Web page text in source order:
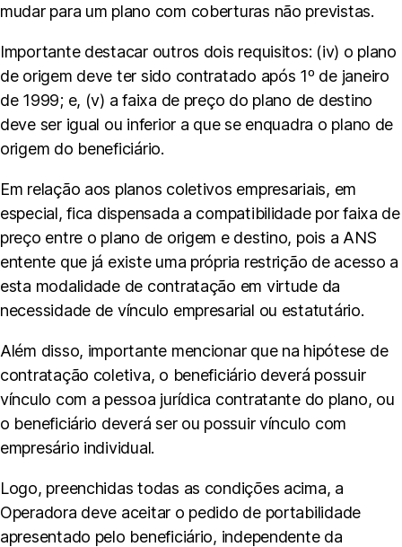
mudar para um plano com coberturas não previstas.
Importante destacar outros dois requisitos: (iv) o plano
de origem deve ter sido contratado após 1º de janeiro
de 1999; e, (v) a faixa de preço do plano de destino
deve ser igual ou inferior a que se enquadra o plano de
origem do beneficiário.
Em relação aos planos coletivos empresariais, em
especial, fica dispensada a compatibilidade por faixa de
preço entre o plano de origem e destino, pois a ANS
entente que já existe uma própria restrição de acesso a
esta modalidade de contratação em virtude da
necessidade de vínculo empresarial ou estatutário.
Além disso, importante mencionar que na hipótese de
contratação coletiva, o beneficiário deverá possuir
vínculo com a pessoa jurídica contratante do plano, ou
o beneficiário deverá ser ou possuir vínculo com
empresário individual.
Logo, preenchidas todas as condições acima, a
Operadora deve aceitar o pedido de portabilidade
apresentado pelo beneficiário, independente da